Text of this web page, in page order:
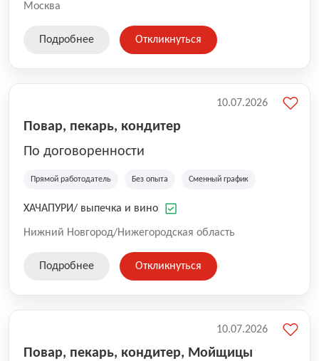
Москва
Подробнее Откликнуться
Повар, пекарь, кондитер
По договоренности
Прямой работодатель Без опыта Сменный график
ХАЧАПУРИ/ выпечка и вино
Нижний Новгород/Нижегородская область
10.07.2026
Подробнее Откликнуться
Повар, пекарь, кондитер, Мойщицы
10.07.2026